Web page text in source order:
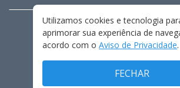
FALE CONOSCO
TERMOS E CONDIÇÕES DE USO
Utilizamos cookies e tecnologia
aprimorar sua experiência de
acordo com o Aviso de Privacidade.
FECHAR